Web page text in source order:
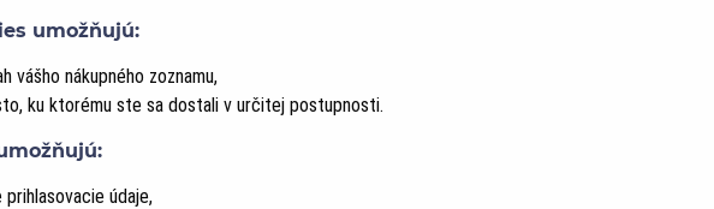
umožňujú:
vášho nákupného zoznamu,
ku ktorému ste sa dostali v určitej postupnosti.
údaje,